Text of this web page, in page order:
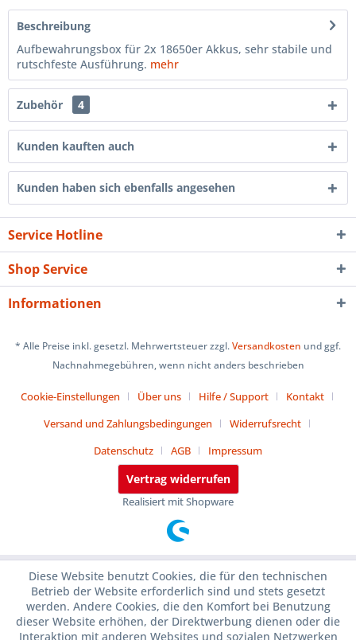
Beschreibung
Aufbewahrungsbox für 2x 18650er Akkus, sehr stabile und
rutschfeste Ausführung. mehr
Zubehör 4
Kunden kauften auch
Kunden haben sich ebenfalls angesehen
Service Hotline
Shop Service
Informationen
* Alle Preise inkl. gesetzl. Mehrwertsteuer zzgl.Versandkosten und ggf.
Nachnahmegebühren, wenn nicht anders beschrieben
Cookie-Einstellungen Über uns Hilfe / Support
Kontakt
Versand und Zahlungsbedingungen
Widerrufsrecht
Datenschutz
AGB Impressum
Vertrag widerrufen
Realisiert mit Shopware
Diese Website benutzt Cookies, die für den technischen
Betrieb der Website erforderlich sind und stets gesetzt
werden. Andere Cookies, die den Komfort bei Benutzung
dieser Website erhöhen, der Direktwerbung dienen oder die
Interaktion mit anderen Websites und sozialen Netzwerken